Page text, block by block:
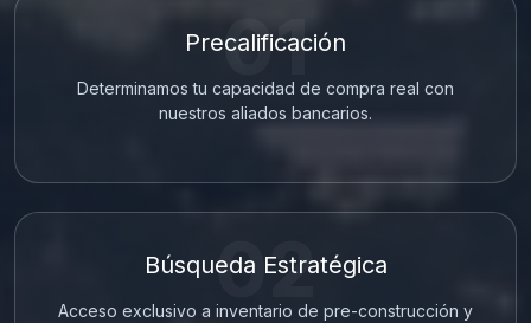
01
Precalificación
Determinamos tu capacidad de compra real con
nuestros aliados bancarios.
02
Búsqueda Estratégica
Acceso exclusivo a inventario de pre-construcción y